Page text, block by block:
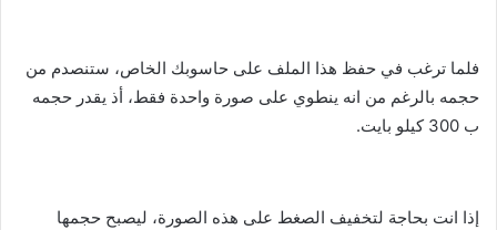
فلما ترغب في حفظ هذا الملف على حاسوبك الخاص، ستنصدم من
حجمه بالرغم من انه ينطوي على صورة واحدة فقط، أذ يقدر حجمه
ب 300 كيلو بايت.
إذا انت بحاجة لتخفيف الصغط على هذه الصورة، ليصبح حجمها